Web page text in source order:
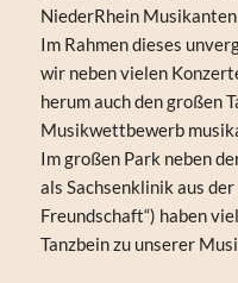
NiederRhein
Im Rahmen dieses
wir neben vielen
herum auch den großen
Musikwettbewerb
Im großen Park neben
als Sachsenklinik aus
Freundschaft“) haben
Tanzbein zu unserer